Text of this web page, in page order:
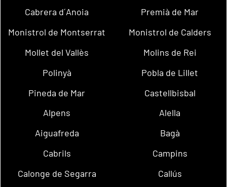
Cabrera d´Anoia
Premià de Mar
Monistrol de Montserrat
Monistrol de Calders
Mollet del Vallès
Molins de Rei
Polinyà
Pobla de Lillet
Pineda de Mar
Castellbisbal
Alpens
Alella
Aiguafreda
Bagà
Cabrils
Campins
Calonge de Segarra
Callús